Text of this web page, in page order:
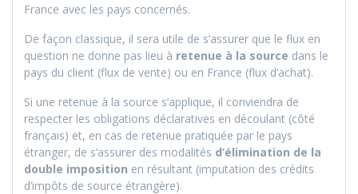
France avec les pays concernés.
De façon classique, il sera utile de s’assurer que le flux en
question ne donne pas lieu à retenue à la source dans le
pays du client (flux de vente) ou en France (flux d’achat).
Si une retenue à la source s’applique, il conviendra de
respecter les obligations déclaratives en découlant (côté
français) et, en cas de retenue pratiquée par le pays
étranger, de s’assurer des modalités d’élimination de la
double imposition en résultant (imputation des crédits
d’impôts de source étrangère).